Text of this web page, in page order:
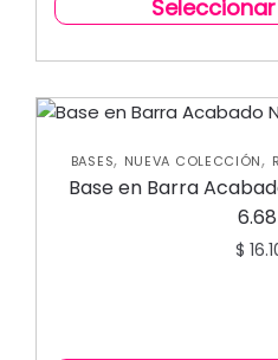
BASES, NUEVA COLECCIÓN,
Base en Barra
$